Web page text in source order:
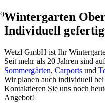
Wintergarten
Individuell
Wetzl GmbH ist Ihr
Seit mehr als 20 Jahren sind
Sommergärten, Carports und
Wir planen auch individuell
Kontaktieren Sie uns noch
Angebot!